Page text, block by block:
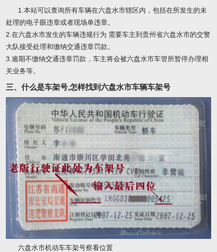
1.本站可以查询所有车辆在六盘水市辖区内，包括在所发生的未
处理的电子眼违章或者现场单违章。
2.在六盘水市发生的车辆违规行为 需要车主到贵州省六盘水市的交警
大队接受处理和缴纳交通违章罚款。
3.逾期不缴纳交通违章罚款，车主将会被六盘水市车管所暂停办理相
关业务等。
三、什么是车架号,怎样找到六盘水市车辆车架号
六盘水市机动车车架号察看位置